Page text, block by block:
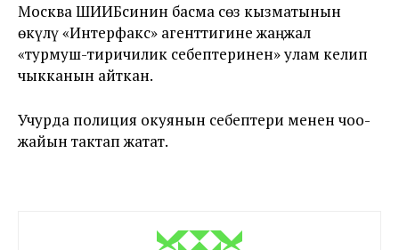
Москва ШИИБсинин басма сөз кызматынын
өкүлү «Интерфакс» агенттигине жаңжал
«турмуш-тиричилик себептеринен» улам келип
чыкканын айткан.
Учурда полиция окуянын себептери менен чоо-
жайын тактап жатат.